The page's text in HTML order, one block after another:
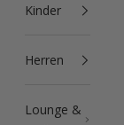
Kinder
Herren
Lounge &